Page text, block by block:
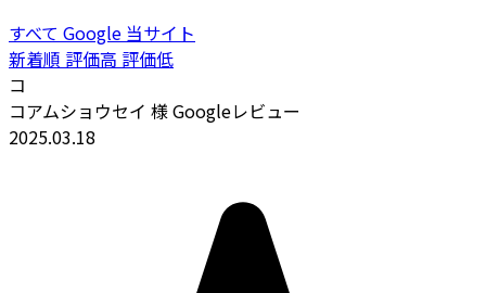
すべて Google 当サイト
新着順 評価高 評価低
コ
コアムショウセイ 様Googleレビュー
2025.03.18